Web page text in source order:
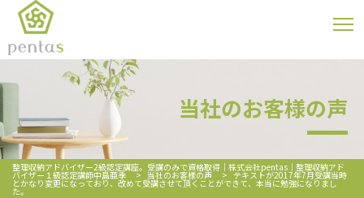
当社のお客様の声
整理収納アドバイザー2級認定講座。受講のみで資格取得｜株式会社pentas｜整理収納アド
バイザー１級認定講師中島亜季 > 当社のお客様の声 > テキストが2017年7月受講当時
とかなり変更になっており、改めて受講させて頂くことができて、本当に勉強になりまし
た。